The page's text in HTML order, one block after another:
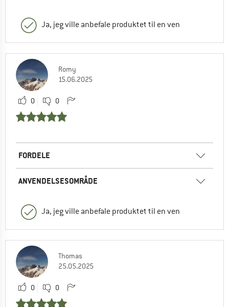
Ja, jeg ville anbefale produktet til en ven
Romy
15.06.2025
0 0
FORDELE
ANVENDELSESOMRÅDE
Ja, jeg ville anbefale produktet til en ven
Thomas
25.05.2025
0 0